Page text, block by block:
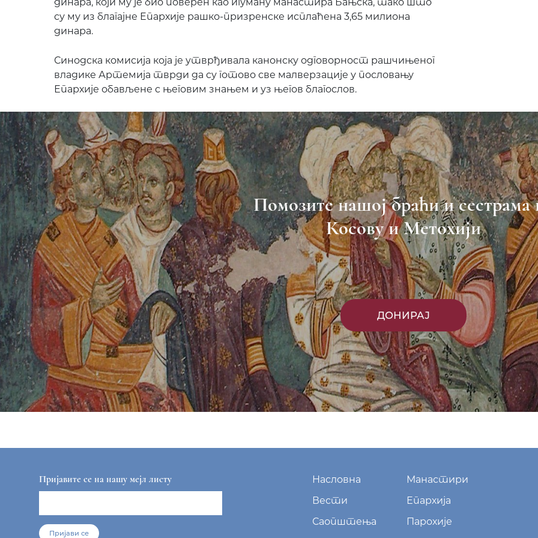
динара, који му је био поверен као игуману манастира Бањска, тако што
су му из благајне Епархије рашко-призренске исплаћена 3,65 милиона
динара.
Синодска комисија која је утврђивала канонску одговорност рашчињеног
владике Артемија тврди да су готово све малверзације у пословању
Епархије обављене с његовим знањем и уз његов благослов.
Помозите нашој браћи и сестрама
Косову и Метохији
ДОНИРАЈ
Пријавите се на нашу мејл листу
Пријави се
Насловна
Манастири
Вести
Епархија
Саопштења
Парохије